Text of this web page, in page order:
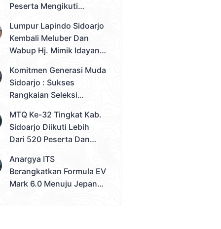
Peserta Mengikuti
Pemilihan Duta Muda
Sidoarjo 2026
Lumpur Lapindo Sidoarjo
Kembali Meluber Dan
Wabup Hj. Mimik Idayana
Komitmen Generasi Muda
Sidoarjo : Sukses
Rangkaian Seleksi
Pemilihan Duta Muda
Sidoarjo 2026
MTQ Ke-32 Tingkat Kab.
Sidoarjo Diikuti Lebih
Dari 520 Peserta Dan
Juara Umum
Anargya ITS
Berangkatkan Formula EV
Mark 6.0 Menuju Jepang,
2026